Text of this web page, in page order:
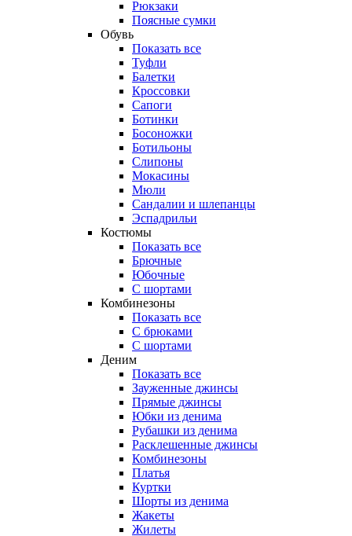
Рюкзаки
Поясные сумки
Обувь
Показать все
Туфли
Балетки
Кроссовки
Сапоги
Ботинки
Босоножки
Ботильоны
Слипоны
Мокасины
Мюли
Сандалии и шлепанцы
Эспадрильи
Костюмы
Показать все
Брючные
Юбочные
С шортами
Комбинезоны
Показать все
С брюками
С шортами
Деним
Показать все
Зауженные джинсы
Прямые джинсы
Юбки из денима
Рубашки из денима
Расклешенные джинсы
Комбинезоны
Платья
Куртки
Шорты из денима
Жакеты
Жилеты